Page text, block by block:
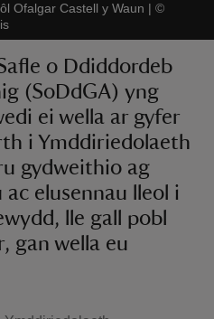
Ofalgar Castell y Waun | ©
o Ddiddordeb
(SoDdGA) yng
ei wella ar gyfer
i Ymddiriedolaeth
gydweithio ag
elusennau lleol i
lle gall pobl
gan wella eu